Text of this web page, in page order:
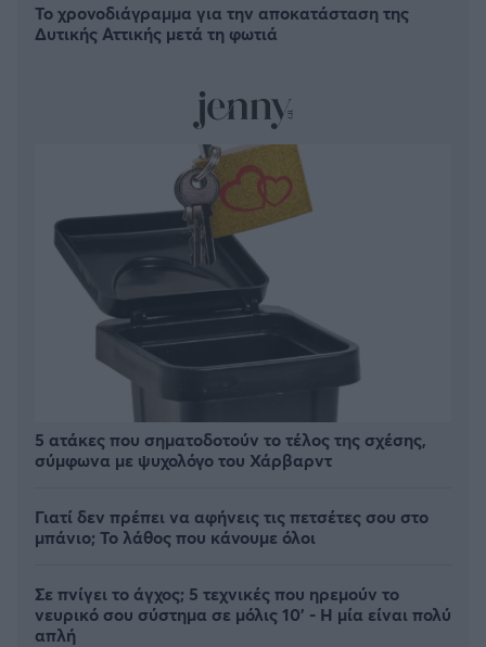
Το χρονοδιάγραμμα για την αποκατάσταση της
Δυτικής Αττικής μετά τη φωτιά
5 ατάκες που σηματοδοτούν το τέλος της σχέσης,
σύμφωνα με ψυχολόγο του Χάρβαρντ
Γιατί δεν πρέπει να αφήνεις τις πετσέτες σου στο
μπάνιο; Το λάθος που κάνουμε όλοι
Σε πνίγει το άγχος; 5 τεχνικές που ηρεμούν το
νευρικό σου σύστημα σε μόλις 10' - Η μία είναι πολύ
απλή